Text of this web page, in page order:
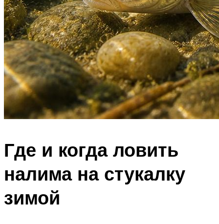
Где и когда ловить
налима на стукалку
зимой